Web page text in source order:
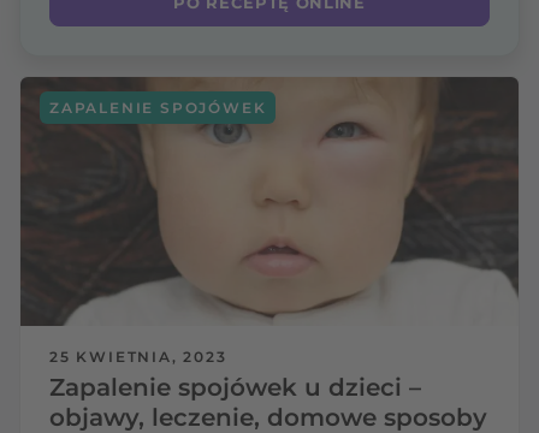
25 KWIETNIA, 2023
Zapalenie spojówek u dzieci –
objawy, leczenie, domowe sposoby
ZAPALENIE SPOJÓWEK